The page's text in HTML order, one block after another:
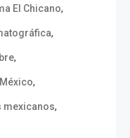
El Chicano,
,
,
,
mexicanos,